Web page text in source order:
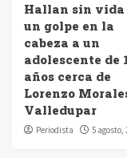
Hallan sin vida
un golpe en la
cabeza a un
adolescente de
años cerca de
Lorenzo
Valledupar
Periodista 5 agosto,